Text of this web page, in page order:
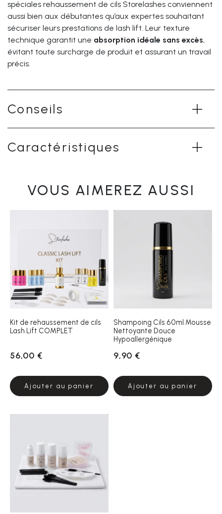
spéciales rehaussement de cils Storelashes conviennent
aussi bien aux débutantes qu’aux expertes souhaitant
sécuriser leurs prestations de lash lift. Leur texture
technique garantit une absorption idéale sans excès,
évitant toute surcharge de produit et assurant un travail
précis.
Conseils
Caractéristiques
VOUS AIMEREZ AUSSI
Kit de rehaussement de cils
Lash Lift COMPLET
56,00 €
Ajouter au panier
Shampoing Cils 60ml Mousse
Nettoyante Douce
Hypoallergénique
9,90 €
Ajouter au panier